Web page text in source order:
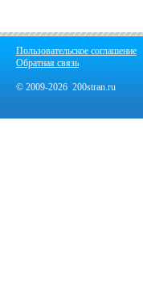
Пользовательское соглашение
Обратная связь
© 2009-2026 200stran.ru